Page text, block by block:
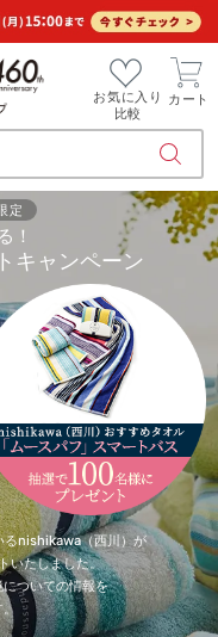
お気に入り
比較
カート
定
！
キャンペーン
るnishikawa（西川）が
いたしました。
ついての情報を